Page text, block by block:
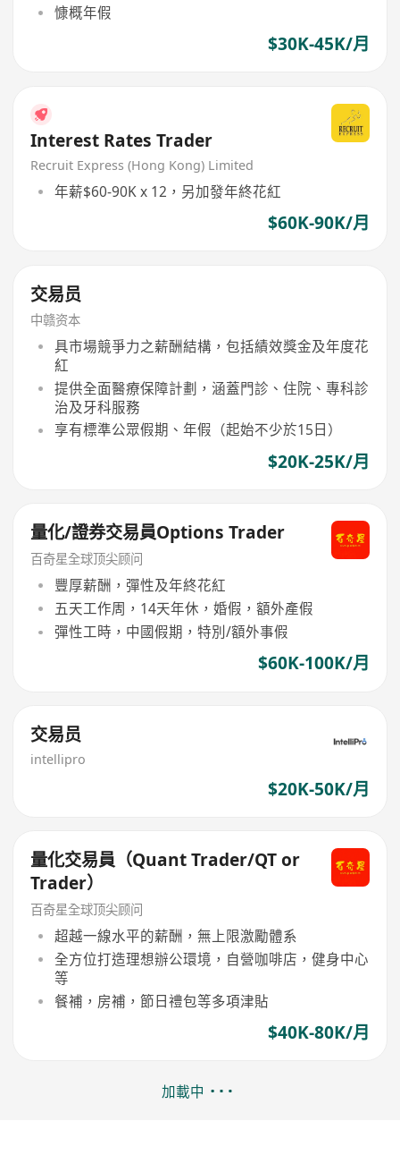
慷概年假
$30K-45K/月
Interest Rates Trader
Recruit Express (Hong Kong) Limited
年薪$60-90K x 12，另加發年終花紅
$60K-90K/月
交易员
中赣资本
具市場競爭力之薪酬結構，包括績效獎金及年度花
紅
提供全面醫療保障計劃，涵蓋門診、住院、專科診
治及牙科服務
享有標準公眾假期、年假（起始不少於15日）
$20K-25K/月
量化/證券交易員Options Trader
百奇星全球顶尖顾问
豐厚薪酬，彈性及年終花紅
五天工作周，14天年休，婚假，額外產假
彈性工時，中國假期，特別/額外事假
$60K-100K/月
交易员
intellipro
$20K-50K/月
量化交易員（Quant Trader/QT or
Trader）
百奇星全球顶尖顾问
超越一線水平的薪酬，無上限激勵體系
全方位打造理想辦公環境，自營咖啡店，健身中心
等
餐補，房補，節日禮包等多項津貼
$40K-80K/月
加載中